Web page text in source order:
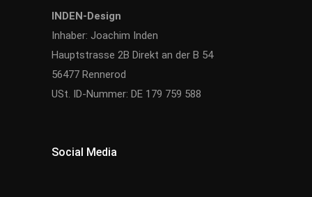
INDEN-Design
Inhaber: Joachim Inden
Hauptstrasse 2B Direkt an der B 54
56477 Rennerod
USt. ID-Nummer: DE 179 759 588
Social Media